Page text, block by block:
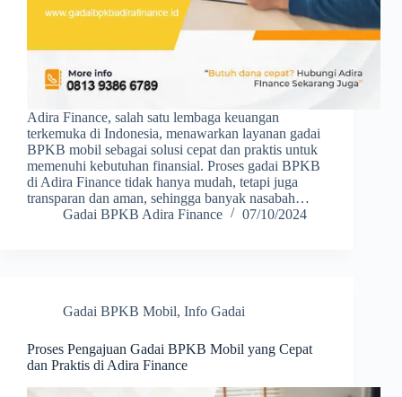
Adira Finance, salah satu lembaga keuangan
terkemuka di Indonesia, menawarkan layanan gadai
BPKB mobil sebagai solusi cepat dan praktis untuk
memenuhi kebutuhan finansial. Proses gadai BPKB
di Adira Finance tidak hanya mudah, tetapi juga
transparan dan aman, sehingga banyak nasabah…
Gadai BPKB Adira Finance
07/10/2024
Gadai BPKB Mobil, Info Gadai
Proses Pengajuan Gadai BPKB Mobil yang Cepat
dan Praktis di Adira Finance